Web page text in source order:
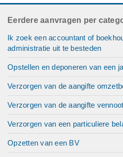
Eerdere aanvragen per
Ik zoek een accountant of
administratie uit te besteden
Opstellen en deponeren van een
Verzorgen van de aangifte
Verzorgen van de aangifte
Verzorgen van een particuliere
Opzetten van een BV